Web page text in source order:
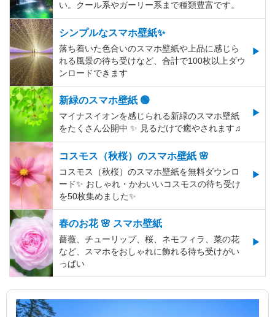
い。クール系やガーリー系まで種類豊富です。
シンプルなスマホ壁紙✨
落ち着いた色合いのスマホ壁紙や上品に感じら
れる風景の待ち受けなど、合計で100枚以上ダウ
ンロードできます
新緑のスマホ壁紙 🟢
マイナスイオンを感じられる新緑のスマホ壁紙
をたくさん公開中 ✨ 見るだけで癒やされます♫
コスモス（秋桜）のスマホ壁紙 🌸
コスモス（秋桜）のスマホ壁紙を無料ダウンロ
ード✨️ おしゃれ・かわいいコスモスの待ち受け
を50枚集めました✨️
春のお花 🌸 スマホ壁紙
薔薇、チューリップ、桜、ネモフィラ、菜の花
など、スマホをおしゃれに飾れる待ち受けがい
っぱい